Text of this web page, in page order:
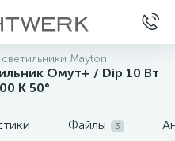
Maytoni
Омут+ / Dip 10 Вт
К 50°
Файлы 3